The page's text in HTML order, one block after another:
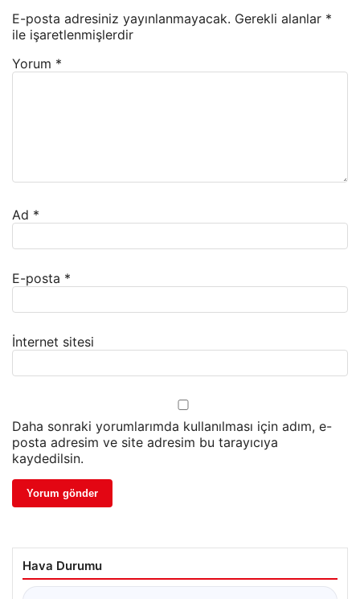
E-posta adresiniz yayınlanmayacak. Gerekli alanlar *
ile işaretlenmişlerdir
Yorum *
Ad *
E-posta *
İnternet sitesi
Daha sonraki yorumlarımda kullanılması için adım, e-
posta adresim ve site adresim bu tarayıcıya
kaydedilsin.
Hava Durumu